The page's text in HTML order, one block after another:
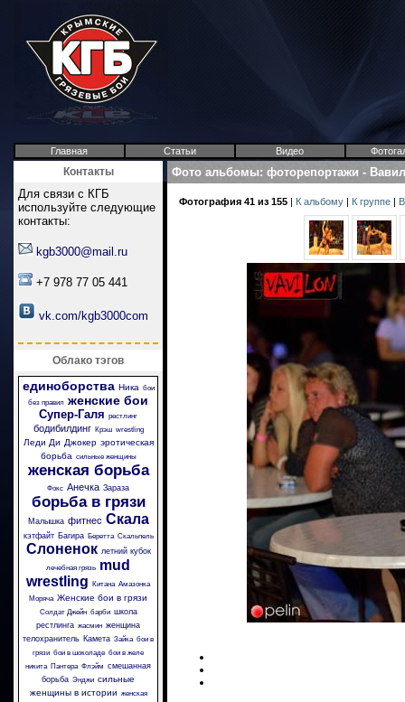
Главная Статьи Видео
Контакты
Для связи с КГБ
используйте следующие
контакты:
kgb3000@mail.ru
+7 978 77 05 441
vk.com/kgb3000com
Облако тэгов
единоборства Ника бои
без правил женские бои
Супер-Галя рестлинг
бодибилдинг Крэш wrestling
Леди Ди Джокер эротическая
борьба сильные женщины
женская борьба
Фокс Анечка Зараза
борьба в грязи
Малышка фитнес Скала
кэтфайт Багира Беретта Скальпель
Слоненок летний кубок
лечебная грязь mud
wrestling
Китана Амазонка
Моряча Женские бои в грязи
Солдат Джейн барби школа
рестлинга жасмин женщина
телохранитель Камета Зайка бои в
грязи бои в шоколаде бои в желе
никита Пантера Флэйм смешанная
борьба Энджи сильные
женщины в истории женская
Фото альбомы: фоторепортажи -
Фотография 41 из 155 | К альбому | К группе |